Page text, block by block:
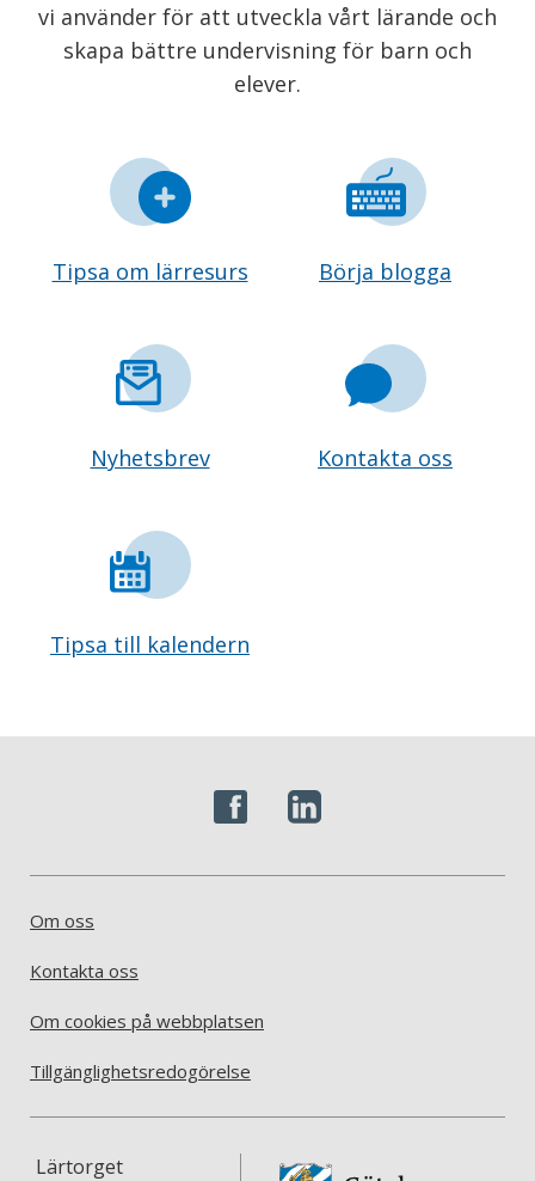
vi använder för att utveckla vårt lärande och
skapa bättre undervisning för barn och
elever.
Tipsa om lärresurs Börja blogga
Nyhetsbrev Kontakta oss
Tipsa till kalendern
Om oss
Kontakta oss
Om cookies på webbplatsen
Tillgänglighetsredogörelse
Lärtorget